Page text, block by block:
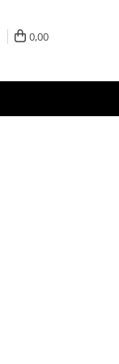
0,00